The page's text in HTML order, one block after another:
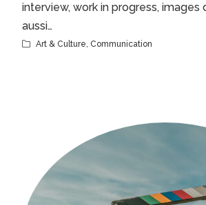
interview, work in progress, images
aussi…
Art & Culture, Communication